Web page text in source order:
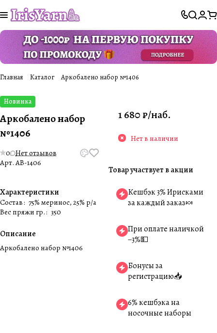
Главная Каталог Аркобалено набор №1406
Новинка
Аркобалено набор
№1406
0 Нет отзывов
Арт.AB-1406
Характеристики
Состав: 75% меринос, 25% p/a
Вес пряжи гр.: 350
Описание
Аркобалено набор №1406
1 680 ₽/наб.
Нет в наличии
Товар участвует в акции
Кешбэк 3% Ирисками
за каждый заказ🍬
При оплате наличкой
−3%💵
Бонусы за
регистрацию📥
6% кешбэка на
носочные наборы